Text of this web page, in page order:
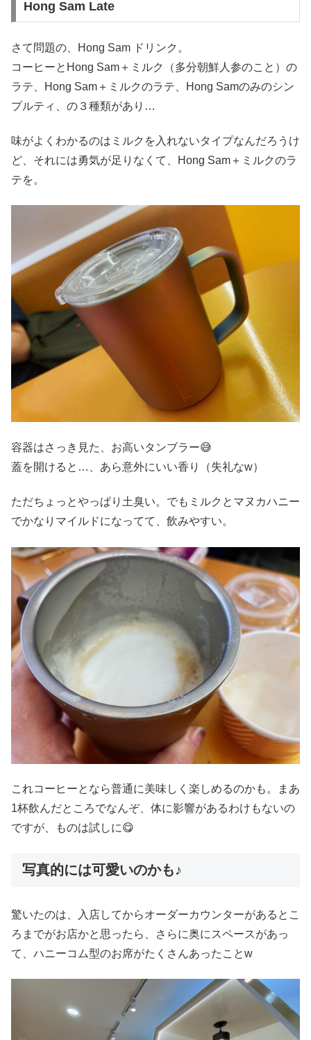
Hong Sam Late
さて問題の、Hong Sam ドリンク。
コーヒーとHong Sam＋ミルク（多分朝鮮人参のこと）の
ラテ、Hong Sam＋ミルクのラテ、Hong Samのみのシン
プルティ、の３種類があり…
味がよくわかるのはミルクを入れないタイプなんだろうけ
ど、それには勇気が足りなくて、Hong Sam＋ミルクのラ
テを。
容器はさっき見た、お高いタンブラー😅
蓋を開けると…、あら意外にいい香り（失礼なw）
ただちょっとやっぱり土臭い。でもミルクとマヌカハニー
でかなりマイルドになってて、飲みやすい。
これコーヒーとなら普通に美味しく楽しめるのかも。まあ
1杯飲んだところでなんぞ、体に影響があるわけもないの
ですが、ものは試しに😋
写真的には可愛いのかも♪
驚いたのは、入店してからオーダーカウンターがあるとこ
ろまでがお店かと思ったら、さらに奥にスペースがあっ
て、ハニーコム型のお席がたくさんあったことw